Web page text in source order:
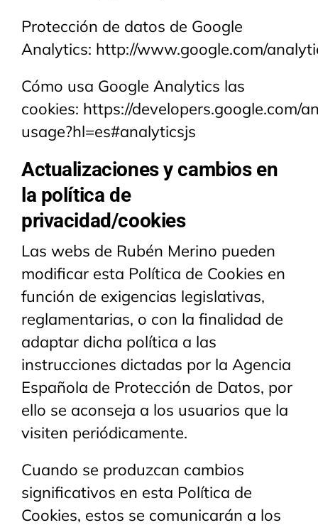
Protección de datos de Google
Analytics: http://www.google.com/
Cómo usa Google Analytics las
cookies: https://developers.google.com/
usage?hl=es#analyticsjs
Actualizaciones y cambios en
la política de
privacidad/cookies
Las webs de Rubén Merino pueden
modificar esta Política de Cookies en
función de exigencias legislativas,
reglamentarias, o con la finalidad de
adaptar dicha política a las
instrucciones dictadas por la Agencia
Española de Protección de Datos, por
ello se aconseja a los usuarios que la
visiten periódicamente.
Cuando se produzcan cambios
significativos en esta Política de
Cookies, estos se comunicarán a los